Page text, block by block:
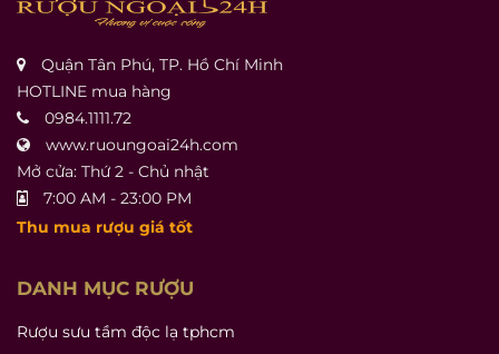
Quận Tân Phú, TP. Hồ Chí Minh
HOTLINE mua hàng
0984.1111.72
www.ruoungoai24h.com
Mở cửa: Thứ 2 - Chủ nhật
7:00 AM - 23:00 PM
Thu mua rượu giá tốt
DANH MỤC RƯỢU
Rượu sưu tầm độc lạ tphcm